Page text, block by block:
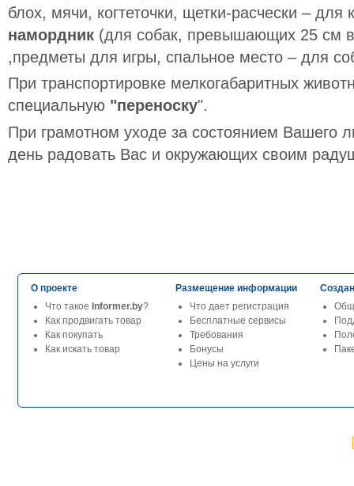
блох, мячи, когтеточки, щетки-расчески –
намордник (для собак, превышающих 25 см
,предметы для игры, спальное место – для
При транспортировке мелкогабаритных
специальную "переноску".
При грамотном уходе за состоянием Вашего
день радовать Вас и окружающих своим
О проекте
Что такое Informer.by?
Как продвигать товар
Как покупать
Как искать товар
Размещение информации
Что дает регистрация
Бесплатные сервисы
Требования
Бонусы
Цены на услуги